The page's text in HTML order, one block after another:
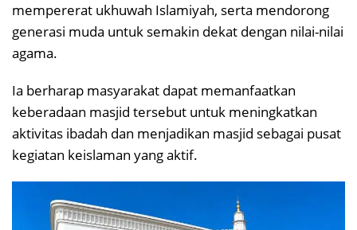
mempererat ukhuwah Islamiyah, serta mendorong
generasi muda untuk semakin dekat dengan nilai-nilai
agama.
Ia berharap masyarakat dapat memanfaatkan
keberadaan masjid tersebut untuk meningkatkan
aktivitas ibadah dan menjadikan masjid sebagai pusat
kegiatan keislaman yang aktif.